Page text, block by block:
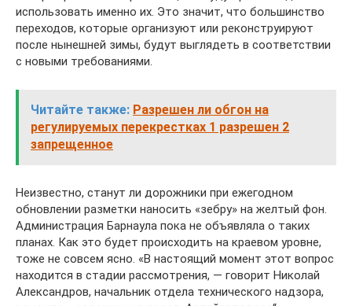
использовать именно их. Это значит, что большинство
переходов, которые организуют или реконструируют
после нынешней зимы, будут выглядеть в соответствии
с новыми требованиями.
Читайте также: Разрешен ли обгон на
регулируемых перекрестках 1 разрешен 2
запрещенное
Неизвестно, станут ли дорожники при ежегодном
обновлении разметки наносить «зебру» на желтый фон.
Администрация Барнаула пока не объявляла о таких
планах. Как это будет происходить на краевом уровне,
тоже не совсем ясно. «В настоящий момент этот вопрос
находится в стадии рассмотрения, — говорит Николай
Александров, начальник отдела технического надзора,